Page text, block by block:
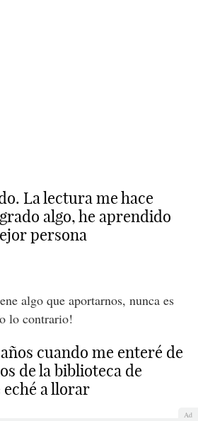
La lectura me hace
algo, he aprendido
persona
algo que aportarnos, nunca es
lo contrario!
cuando me enteré de
de la biblioteca de
a llorar
Ad